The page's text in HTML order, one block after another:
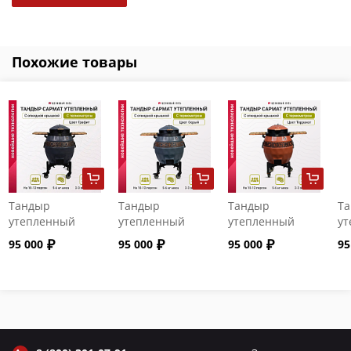
Похожие товары
Тандыр
утепленный
"Сармат" с
откидной
95 000
Тандыр
утепленный
"Сармат" с
откидной
95 000
Тандыр
утепленный
"Сармат" с
откидной
95 000